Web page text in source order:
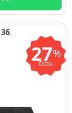
27%
Dcto.